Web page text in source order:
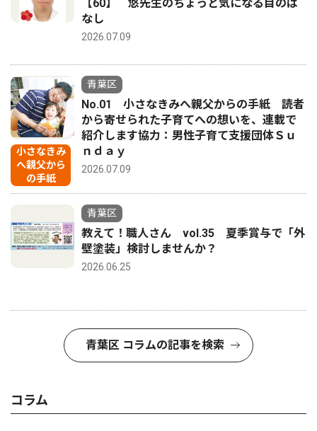
【60】 悠先生のちょっと気になる目のは
なし
2026.07.09
小さなきみ
へ親父から
の手紙
青葉区
No.01 小さなきみへ親父からの手紙 読者
から寄せられた子育てへの想いを、連載で
紹介します協力：男性子育て支援団体Ｓｕ
ｎｄａｙ
2026.07.09
青葉区
教えて！職人さん vol.35 夏季賞与で「外
壁塗装」検討しませんか？
2026.06.25
青葉区 コラムの記事を検索
コラム